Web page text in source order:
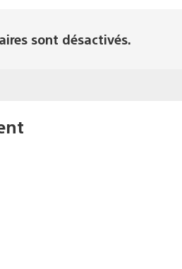
sont désactivés.